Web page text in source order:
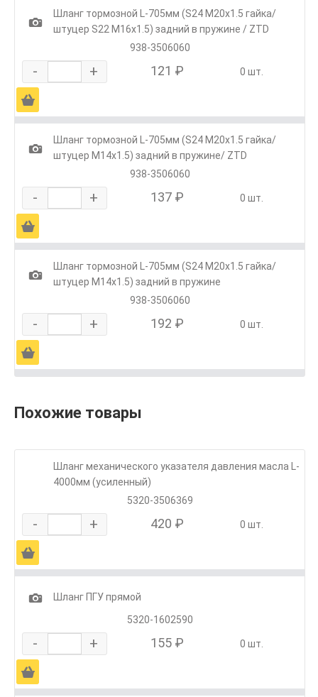
1
Шланг тормозной L-705мм (S24 М20х1.5 гайка/
штуцер S22 М16х1.5) задний в пружине / ZTD
938-3506060
- + 121 ₽ 0 шт.
Ä
1
Шланг тормозной L-705мм (S24 М20х1.5 гайка/
штуцер М14х1.5) задний в пружине/ ZTD
938-3506060
- + 137 ₽ 0 шт.
Ä
1
Шланг тормозной L-705мм (S24 М20х1.5 гайка/
штуцер М14х1.5) задний в пружине
938-3506060
- + 192 ₽ 0 шт.
Ä
Похожие товары
Шланг механического указателя давления масла L-
4000мм (усиленный)
5320-3506369
- + 420 ₽ 0 шт.
Ä
1
Шланг ПГУ прямой
5320-1602590
- + 155 ₽ 0 шт.
Ä